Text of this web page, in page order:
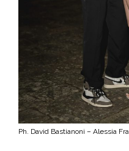
Ph. David Bastianoni – Alessia